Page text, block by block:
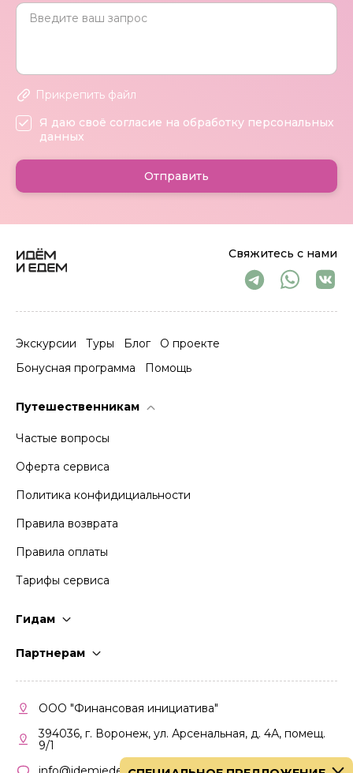
Свяжитесь с нами
Экскурсии Туры Блог
О проекте
Бонусная программа
Помощь
Путешественникам
Частые вопросы
Оферта сервиса
Политика конфидициальности
Правила возврата
Правила оплаты
Тарифы сервиса
Гидам
Партнерам
Кабинет партнера
Правила участия
ООО "Финансовая инициатива"
394036, г. Воронеж, ул. Арсенальная, д. 4А, помещ.
9/1
Прикрепить файл
Я даю своё согласие на обработку персональных
данных
Отправить